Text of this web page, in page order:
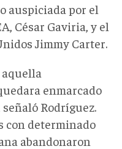
auspiciada por el
César Gaviria, y el
Jimmy Carter.
enmarcado
Rodríguez.
con determinado
abandonaron